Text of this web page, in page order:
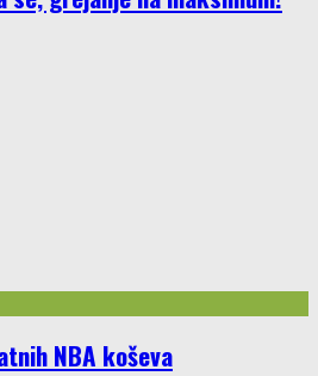
NBA koševa